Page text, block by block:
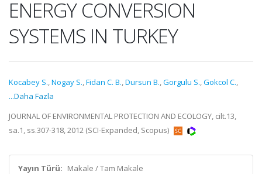
ENERGY CONVERSION
SYSTEMS IN TURKEY
Kocabey S.,Nogay S.,Fidan C. B.,Dursun B.,Gorgulu S.,Gokcol C.,
...Daha Fazla
JOURNAL OF ENVIRONMENTAL PROTECTION AND ECOLOGY, cilt.13,
sa.1, ss.307-318, 2012 (SCI-Expanded, Scopus)
Yayın Türü: Makale / Tam Makale